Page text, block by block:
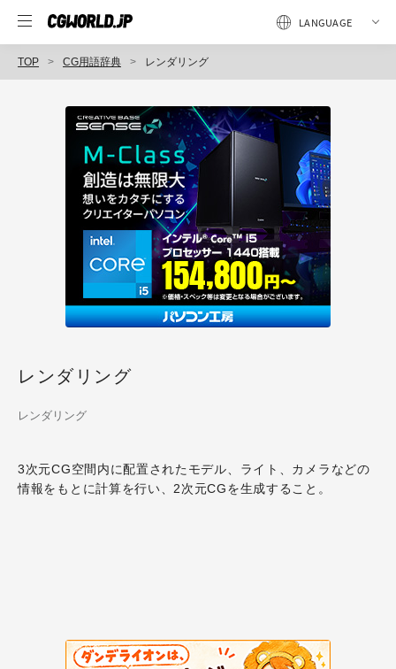
TOP CG用語辞典 レンダリング
レンダリング
レンダリング
3次元CG空間内に配置されたモデル、ライト、カメラなどの
情報をもとに計算を行い、2次元CGを生成すること。